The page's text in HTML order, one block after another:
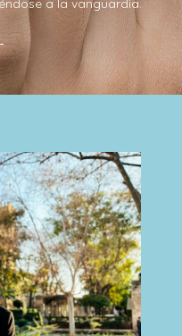
a la vanguardia.